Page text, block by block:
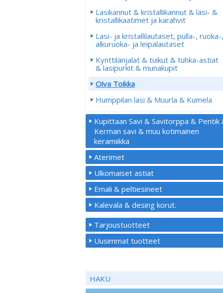
Lasikannut & kristallikannut & lasi- &
kristallikaatimet ja karahvit
Lasi- ja kristallilautaset, pulla-, ruoka-,
alkuruoka- ja leipälautaset
Kynttilänjalat & tuikut & tuhka-astiat
& lasipurkit & munakupit
Oiva Toikka
Humppilan lasi & Muurla & Kumela
Kupittaan Savi & Savitorppa & Pentik
Kerman savi & muu kotimainen
keramiikka
Aterimet
Ulkomaiset astiat
Emali & peltiesineet
Kalevala & desing korut.
Tarjoustuotteet
Uusimmat tuotteet
HAKU